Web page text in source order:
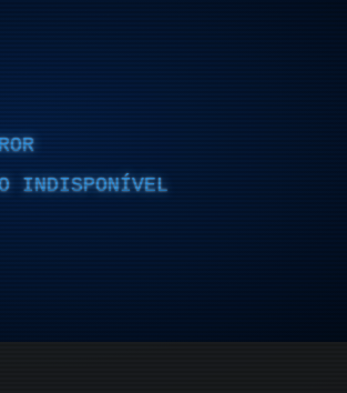
INDISPONÍVEL